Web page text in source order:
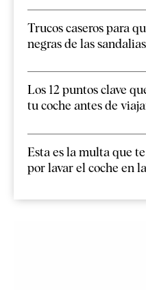
Trucos caseros para
negras de las
Los 12 puntos clave
tu coche antes de
Esta es la multa que
por lavar el coche en